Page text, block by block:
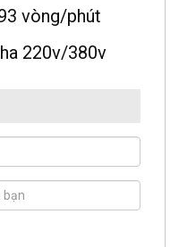
vòng/phút
220v/380v